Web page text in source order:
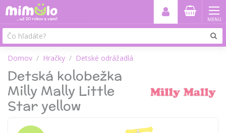
MENU
Domov Hračky Detské odrážadlá
Detská kolobežka
Milly Mally Little
Star yellow